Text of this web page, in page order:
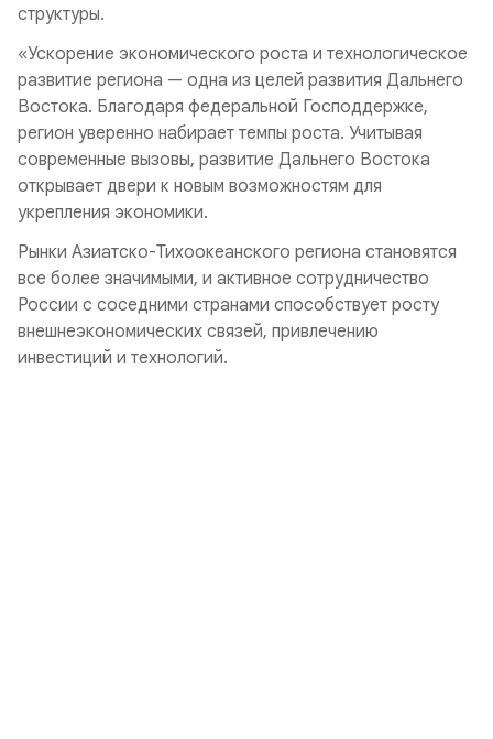
структуры.
«Ускорение экономического роста и технологическое
развитие региона — одна из целей развития Дальнего
Востока. Благодаря федеральной Господдержке,
регион уверенно набирает темпы роста. Учитывая
современные вызовы, развитие Дальнего Востока
открывает двери к новым возможностям для
укрепления экономики.
Рынки Азиатско-Тихоокеанского региона становятся
все более значимыми, и активное сотрудничество
России с соседними странами способствует росту
внешнеэкономических связей, привлечению
инвестиций и технологий.